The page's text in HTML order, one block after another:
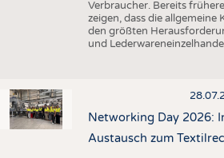
Verbraucher. Bereits
zeigen, dass die
den größten
und
Networking Day 2026:
Austausch zum